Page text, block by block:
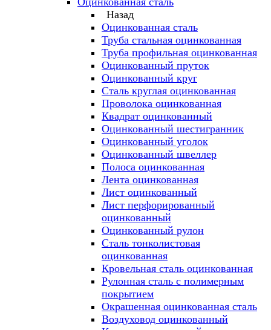
Назад
Оцинкованная сталь
Труба стальная оцинкованная
Труба профильная оцинкованная
Оцинкованный пруток
Оцинкованный круг
Сталь круглая оцинкованная
Проволока оцинкованная
Квадрат оцинкованный
Оцинкованный шестигранник
Оцинкованный уголок
Оцинкованный швеллер
Полоса оцинкованная
Лента оцинкованная
Лист оцинкованный
Лист перфорированный
оцинкованный
Оцинкованный рулон
Сталь тонколистовая
оцинкованная
Кровельная сталь оцинкованная
Рулонная сталь с полимерным
покрытием
Окрашенная оцинкованная сталь
Воздуховод оцинкованный